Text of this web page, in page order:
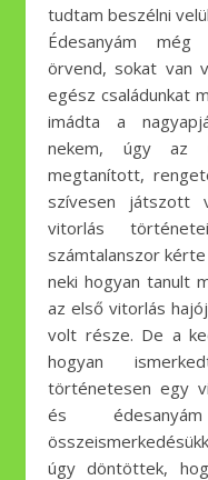
tudtam beszélni
Édesanyám még
örvend, sokat van
egész családunkat
imádta a
nekem, úgy az
megtanított,
szívesen játszott
vitorlás
számtalanszor
neki hogyan tanult
az első vitorlás
volt része. De a
hogyan
történetesen egy
és
úgy döntöttek,